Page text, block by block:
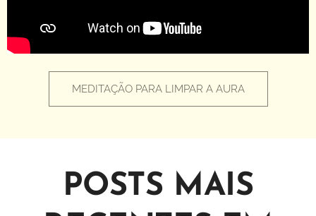
MEDITAÇÃO PARA LIMPAR A AURA
POSTS MAIS